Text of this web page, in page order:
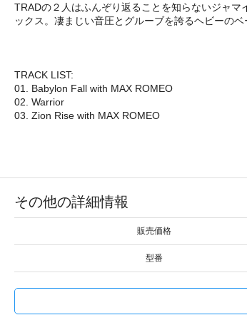
TRADの２人はふんぞり返ることを知らないジャ
ックス。凄まじい音圧とグルーブを誇るヘビーの
TRACK LIST:
01. Babylon Fall with MAX ROMEO
02. Warrior
03. Zion Rise with MAX ROMEO
その他の詳細情報
販売価格
型番